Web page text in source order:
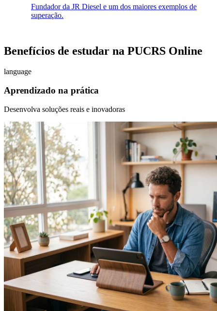
Fundador da JR Diesel e um dos maiores exemplos de
superação.
Benefícios de estudar na PUCRS Online
language
Aprendizado na prática
Desenvolva soluções reais e inovadoras